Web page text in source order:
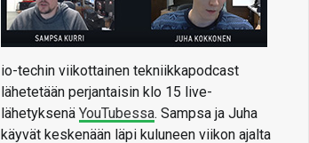
io-techin viikottainen tekniikkapodcast
lähetetään perjantaisin klo 15 live-
lähetyksenä YouTubessa. Sampsa ja Juha
käyvät keskenään läpi kuluneen viikon ajalta